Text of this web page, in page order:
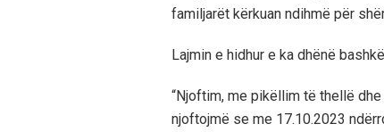
familjarët kërkuan ndihmë për
Lajmin e hidhur e ka dhënë
“Njoftim, me pikëllim të thellë
njoftojmë se me 17.10.2023